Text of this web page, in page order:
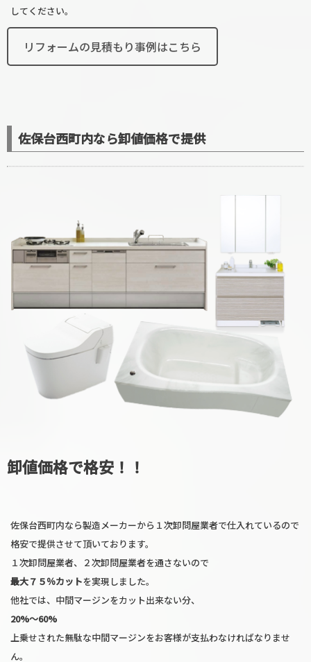
してください。
リフォームの見積もり事例はこちら
佐保台西町内なら卸値価格で提供
卸値価格で格安！！
佐保台西町内なら製造メーカーから１次卸問屋業者で仕入れているので
格安で提供させて頂いております。
１次卸問屋業者、２次卸問屋業者を通さないので
最大７５％カットを実現しました。
他社では、中間マージンをカット出来ない分、
20%〜60%
上乗せされた無駄な中間マージンをお客様が支払わなければなりませ
ん。